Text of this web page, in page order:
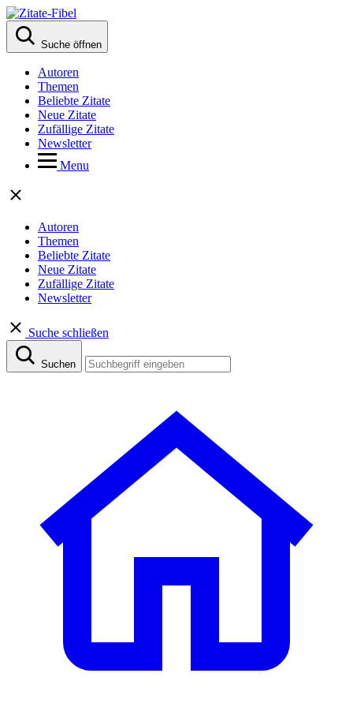
Suche öffnen
Autoren
Themen
Beliebte Zitate
Neue Zitate
Zufällige Zitate
Newsletter
Menu
Autoren
Themen
Beliebte Zitate
Neue Zitate
Zufällige Zitate
Newsletter
Suche schließen
Suchen